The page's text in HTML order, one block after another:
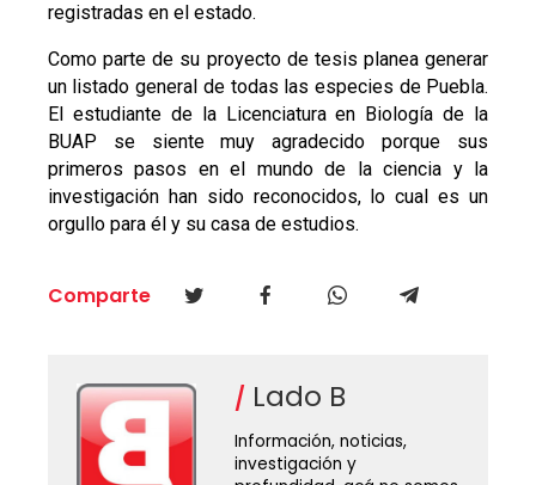
registradas en el estado.
Como parte de su proyecto de tesis planea generar
un listado general de todas las especies de Puebla.
El estudiante de la Licenciatura en Biología de la
BUAP se siente muy agradecido porque sus
primeros pasos en el mundo de la ciencia y la
investigación han sido reconocidos, lo cual es un
orgullo para él y su casa de estudios.
Comparte
Lado B
Información, noticias,
investigación y